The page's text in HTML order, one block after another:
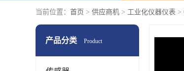
当前位置： 首页 > 供应商机 > 工业化仪器仪表 >
产品分类 Product